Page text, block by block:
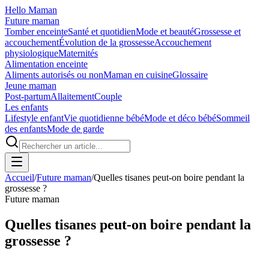
Hello Maman
Future maman
Tomber enceinteSanté et quotidienMode et beautéGrossesse et
accouchementÉvolution de la grossesseAccouchement
physiologiqueMaternités
Alimentation enceinte
Aliments autorisés ou nonMaman en cuisineGlossaire
Jeune maman
Post-partumAllaitementCouple
Les enfants
Lifestyle enfantVie quotidienne bébéMode et déco bébéSommeil
des enfantsMode de garde
Accueil/Future maman/Quelles tisanes peut-on boire pendant la
grossesse ?
Future maman
Quelles tisanes peut-on boire pendant la
grossesse ?